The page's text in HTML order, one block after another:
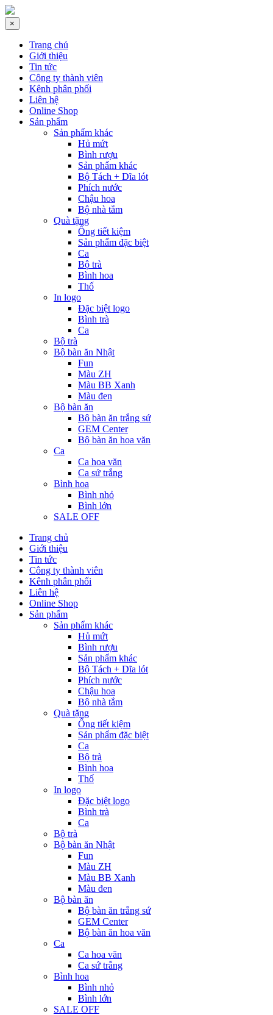
×
Trang chủ
Giới thiệu
Tin tức
Công ty thành viên
Kênh phân phối
Liên hệ
Online Shop
Sản phẩm
Sản phẩm khác
Hủ mứt
Bình rượu
Sản phẩm khác
Bộ Tách + Dĩa lót
Phích nước
Chậu hoa
Bộ nhà tắm
Quà tặng
Ống tiết kiệm
Sản phẩm đặc biệt
Ca
Bộ trà
Bình hoa
Thố
In logo
Đặc biệt logo
Bình trà
Ca
Bộ trà
Bộ bàn ăn Nhật
Fun
Màu ZH
Màu BB Xanh
Màu đen
Bộ bàn ăn
Bộ bàn ăn trắng sứ
GEM Center
Bộ bàn ăn hoa văn
Ca
Ca hoa văn
Ca sứ trắng
Bình hoa
Bình nhỏ
Bình lớn
SALE OFF
Trang chủ
Giới thiệu
Tin tức
Công ty thành viên
Kênh phân phối
Liên hệ
Online Shop
Sản phẩm
Sản phẩm khác
Hủ mứt
Bình rượu
Sản phẩm khác
Bộ Tách + Dĩa lót
Phích nước
Chậu hoa
Bộ nhà tắm
Quà tặng
Ống tiết kiệm
Sản phẩm đặc biệt
Ca
Bộ trà
Bình hoa
Thố
In logo
Đặc biệt logo
Bình trà
Ca
Bộ trà
Bộ bàn ăn Nhật
Fun
Màu ZH
Màu BB Xanh
Màu đen
Bộ bàn ăn
Bộ bàn ăn trắng sứ
GEM Center
Bộ bàn ăn hoa văn
Ca
Ca hoa văn
Ca sứ trắng
Bình hoa
Bình nhỏ
Bình lớn
SALE OFF